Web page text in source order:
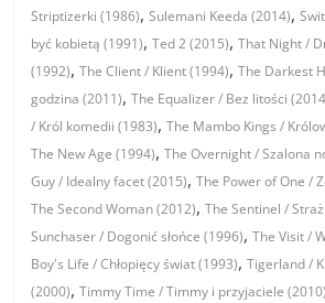
Striptizerki (1986),Sulemani Keeda (2014),
być kobietą (1991),Ted 2 (2015),That Night /
(1992),The Client / Klient (1994),The Darkest
godzina (2011),The Equalizer / Bez litości
/ Król komedii (1983),The Mambo Kings /
The New Age (1994),The Overnight / Szalona
Guy / Idealny facet (2015),The Power of One /
The Second Woman (2012),The Sentinel /
Sunchaser / Dogonić słońce (1996),The Visit /
Boy's Life / Chłopięcy świat (1993),Tigerland /
(2000),Timmy Time / Timmy i przyjaciele (2010)